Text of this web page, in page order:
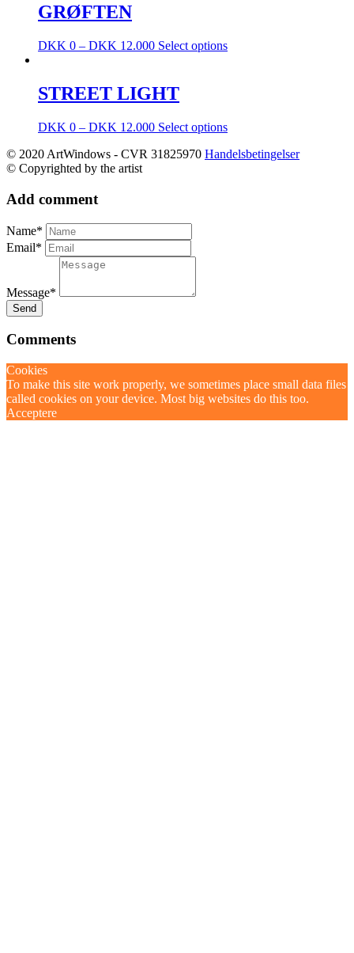
GRØFTEN
DKK 0 – DKK 12.000 Select options
STREET LIGHT
DKK 0 – DKK 12.000 Select options
© 2020 ArtWindows - CVR 31825970 Handelsbetingelser
© Copyrighted by the artist
Add comment
Name*
Email*
Message*
Send
Comments
Cookies
To make this site work properly, we sometimes place small data files
called cookies on your device. Most big websites do this too.
Acceptere